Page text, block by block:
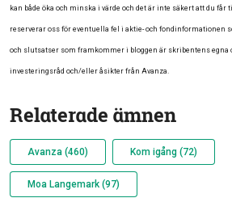
kan både öka och minska i värde och det är inte säkert att du får
reserverar oss för eventuella fel i aktie- och fondinformationen
och slutsatser som framkommer i bloggen är skribentens egna
investeringsråd och/eller åsikter från Avanza.
Relaterade ämnen
Avanza (460) Kom igång (72)
Moa Langemark (97)